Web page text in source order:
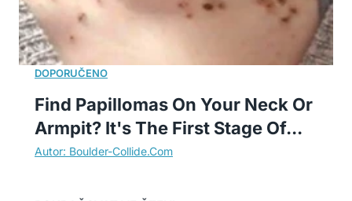
Find Papillomas On Your Neck Or
Armpit? It's The First Stage Of...